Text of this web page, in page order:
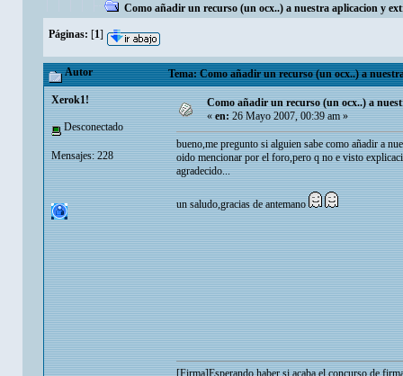
Como añadir un recurso (un ocx..) a nuestra aplicacion y
Páginas: [1]
Autor Tema: Como añadir un recurso (un ocx..) a
Xerok1!
Desconectado
Mensajes: 228
Como añadir un recurso (un ocx..) a
«en:26 Mayo 2007, 00:39 am »
bueno,me pregunto si alguien sabe como añadir a
oido mencionar por el foro,pero q no e visto
agradecido...
un saludo,gracias de antemano